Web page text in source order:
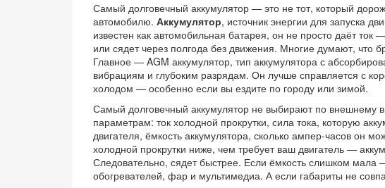
Самый долговечный аккумулятор — это не тот, который
автомобилю. Аккумулятор, источник энергии для запуска
известен как автомобильная батарея, он не просто даёт ток
или сядет через полгода без движения. Многие думают, что
Главное — AGM аккумулятор, тип аккумулятора с
вибрациям и глубоким разрядам. Он лучше справляется с
холодом — особенно если вы ездите по городу или зимой.
Самый долговечный аккумулятор не выбирают по внешнему
параметрам: ток холодной прокрутки, сила тока, которую
двигателя, ёмкость аккумулятора, сколько ампер-часов он
холодной прокрутки ниже, чем требует ваш двигатель —
Следовательно, сядет быстрее. Если ёмкость слишком мала
обогревателей, фар и мультимедиа. А если габариты не